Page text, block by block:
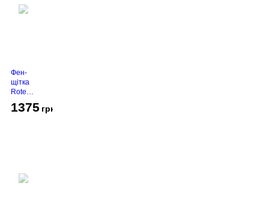
Фен-
щітка
Rotex
RHC-
490-T
1375 грн